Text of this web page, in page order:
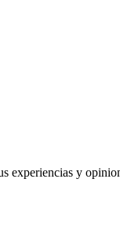
experiencias y